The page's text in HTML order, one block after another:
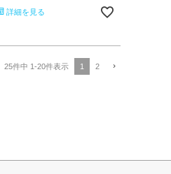
詳細を見る
25件中 1-20件表示 1 2